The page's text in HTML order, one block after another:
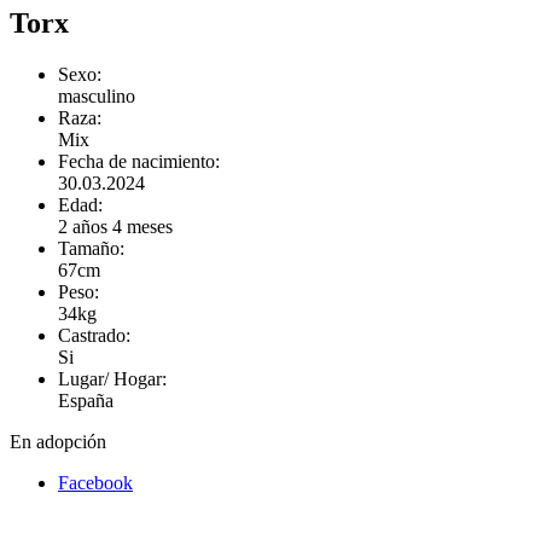
Torx
Sexo:
masculino
Raza:
Mix
Fecha de nacimiento:
30.03.2024
Edad:
2 años 4 meses
Tamaño:
67cm
Peso:
34kg
Castrado:
Si
Lugar/ Hogar:
España
En adopción
Facebook